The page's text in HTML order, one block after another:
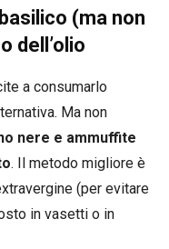
(ma non
dell’olio
a consumarlo
Ma non
nere e ammuffite
. Il metodo migliore è
(per evitare
in vasetti o in